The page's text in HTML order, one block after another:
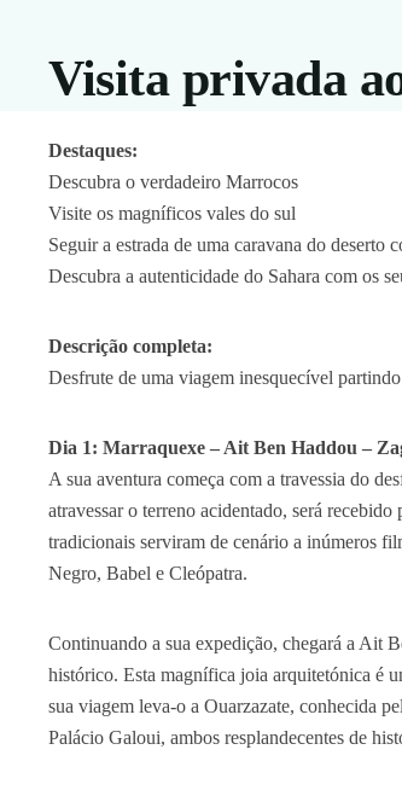
Visita privada
Destaques:
Descubra o verdadeiro Marrocos
Visite os magníficos vales do sul
Seguir a estrada de uma caravana do deserto
Descubra a autenticidade do Sahara com os
Descrição completa:
Desfrute de uma viagem inesquecível
Dia 1: Marraquexe – Ait Ben Haddou –
A sua aventura começa com a travessia do
atravessar o terreno acidentado, será
tradicionais serviram de cenário a inúmeros
Negro, Babel e Cleópatra.
Continuando a sua expedição, chegará a Ait
histórico. Esta magnífica joia arquitetónica é
sua viagem leva-o a Ouarzazate, conhecida
Palácio Galoui, ambos resplandecentes de